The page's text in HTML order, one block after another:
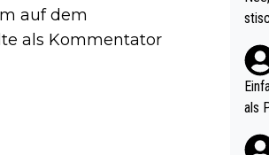
auf dem
als Kommentator
(in
als
nes
ttler
vV
als